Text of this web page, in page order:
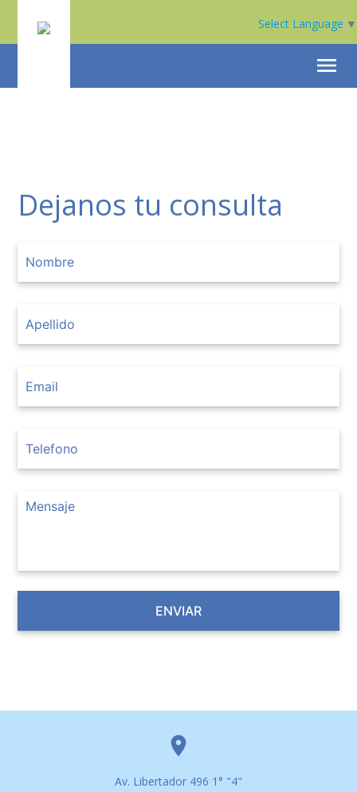
Select Language ▼
menu
Dejanos tu consulta
ENVIAR
location_on
Av. Libertador 496 1° "4"